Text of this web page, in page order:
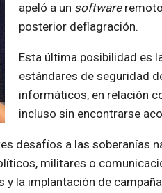
apeló a un softwareremoto
posterior deflagración.
Esta última posibilidad es
estándares de seguridad
informáticos, en relación
incluso sin encontrarse
desafíos a las soberanías
militares o
y la implantación de